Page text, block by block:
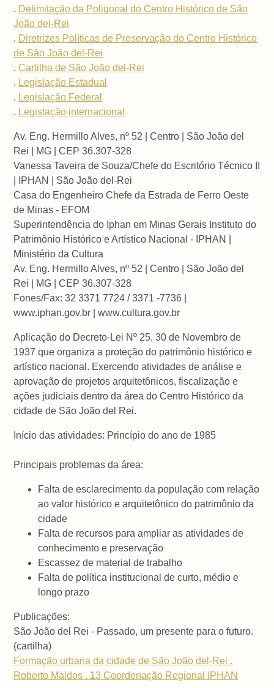
. Delimitação da Poligonal do Centro Histórico de São
João del-Rei
. Diretrizes Políticas de Preservação do Centro Histórico
de São João del-Rei
.Cartilha de São João del-Rei
. Legislação Estadual
. Legislação Federal
. Legislação internacional
Av. Eng. Hermillo Alves, nº 52 | Centro | São João del
Rei | MG | CEP 36.307-328
Vanessa Taveira de Souza/Chefe do Escritório Técnico II
| IPHAN | São João del-Rei
Casa do Engenheiro Chefe da Estrada de Ferro Oeste
de Minas - EFOM
Superintendência do Iphan em Minas Gerais Instituto do
Patrimônio Histórico e Artístico Nacional - IPHAN |
Ministério da Cultura
Av. Eng. Hermillo Alves, nº 52 | Centro | São João del
Rei | MG | CEP 36.307-328
Fones/Fax: 32 3371 7724 / 3371 -7736 |
www.iphan.gov.br | www.cultura.gov.br
Aplicação do Decreto-Lei Nº 25, 30 de Novembro de
1937 que organiza a proteção do patrimônio histórico e
artístico nacional. Exercendo atividades de análise e
aprovação de projetos arquitetônicos, fiscalização e
ações judiciais dentro da área do Centro Histórico da
cidade de São João del Rei.
Início das atividades: Princípio do ano de 1985
Principais problemas da área:
Falta de esclarecimento da população com relação
ao valor histórico e arquitetônico do patrimônio da
cidade
Falta de recursos para ampliar as atividades de
conhecimento e preservação
Escassez de material de trabalho
Falta de política institucional de curto, médio e
longo prazo
Publicações:
São João del Rei - Passado, um presente para o futuro.
(cartilha)
Formação urbana da cidade de São João del-Rei .
Roberto Maldos . 13 Coordenação Regional IPHAN